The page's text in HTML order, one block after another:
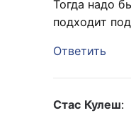
Тогда надо
подходит
Ответить
Стас Кулеш: